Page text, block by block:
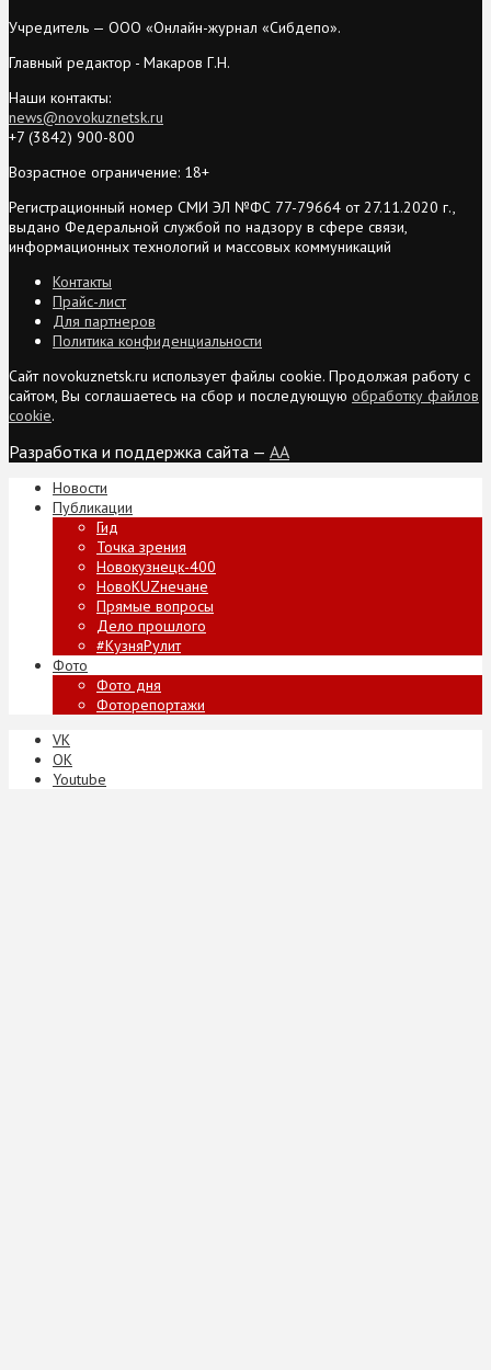
Учредитель — ООО «Онлайн-журнал «Сибдепо».
Главный редактор - Макаров Г.Н.
Наши контакты:
news@novokuznetsk.ru
+7 (3842) 900-800
Возрастное ограничение: 18+
Регистрационный номер СМИ ЭЛ №ФС 77-79664 от 27.11.2020 г.,
выдано Федеральной службой по надзору в сфере связи,
информационных технологий и массовых коммуникаций
Контакты
Прайс-лист
Для партнеров
Политика конфиденциальности
Сайт novokuznetsk.ru использует файлы cookie. Продолжая работу с
сайтом, Вы соглашаетесь на сбор и последующую обработку файлов
cookie.
Разработка и поддержка сайта — AA
Новости
Публикации
Гид
Точка зрения
Новокузнецк-400
НовоKUZнечане
Прямые вопросы
Дело прошлого
#КузняРулит
Фото
Фото дня
Фоторепортажи
VK
ОК
Youtube